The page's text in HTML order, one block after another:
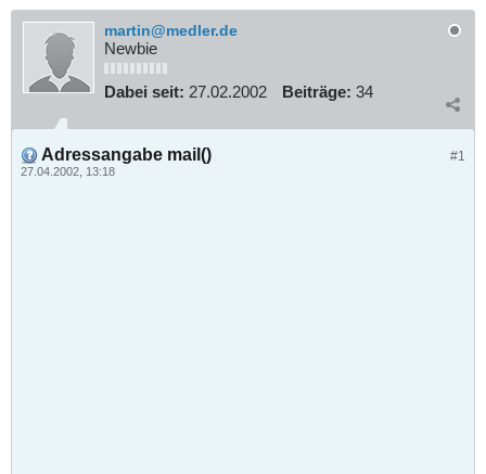
martin@medler.de
Newbie
Dabei seit: 27.02.2002 Beiträge: 34
#1
Adressangabe mail()
27.04.2002, 13:18